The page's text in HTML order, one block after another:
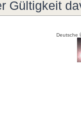
Gültigkeit
Deutsche